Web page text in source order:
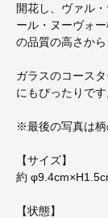
開花し、ヴァル
ール・ヌーヴォ
の品質の高さか
ガラスのコース
にもぴったりです
※最後の写真は柄
【サイズ】
約
【状態】